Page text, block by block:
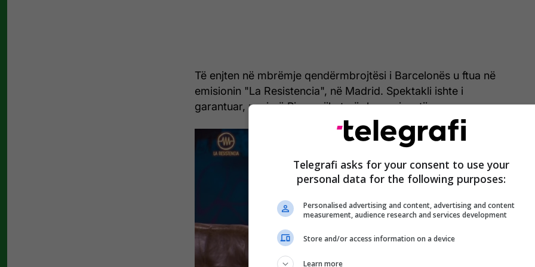
Të enjten në mbrëmje qendërmbrojtësi i Barcelonës u ftua në
emisionin "La Resistencia", në Madrid. Spektakli ishte i
garantuar, pasi që Pique njihet për humorin e tij.
Telegrafi asks for your consent to use your
personal data for the following purposes:
Personalised advertising and content, advertising and content
measurement, audience research and services development
Store and/or access information on a device
Learn more